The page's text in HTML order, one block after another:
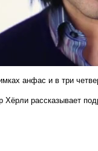
анфас и в три
Хёрли рассказывает